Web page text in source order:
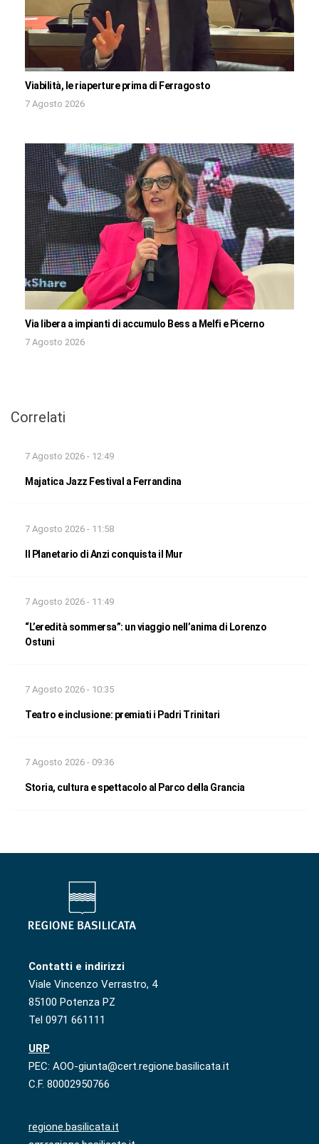
Viabilità, le riaperture prima di Ferragosto
7 Agosto 2026
Via libera a impianti di accumulo Bess a Melfi e Picerno
7 Agosto 2026
Correlati
7 Agosto 2026 - 12:49
Majatica Jazz Festival a Ferrandina
7 Agosto 2026 - 11:58
Il Planetario di Anzi conquista il Mur
7 Agosto 2026 - 11:49
“L’eredità sommersa”: un viaggio nell’anima di Lorenzo
Ostuni
7 Agosto 2026 - 10:35
Teatro e inclusione: premiati i Padri Trinitari
7 Agosto 2026 - 09:36
Storia, cultura e spettacolo al Parco della Grancia
Contatti e indirizzi
Viale Vincenzo Verrastro, 4
85100 Potenza PZ
Tel 0971 661111
URP
PEC: AOO-giunta@cert.regione.basilicata.it
C.F. 80002950766
regione.basilicata.it